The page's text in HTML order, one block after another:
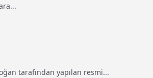
tarafından yapılan resmi...